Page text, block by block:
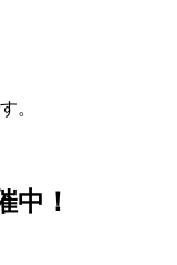
。
中！